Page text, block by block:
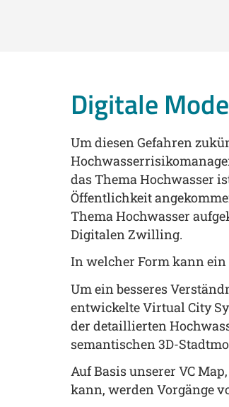
Digitale
Um diesen Gefahren
das Thema Hochwasser
Öffentlichkeit
Thema Hochwasser
Digitalen Zwilling.
In welcher Form kann
Um ein besseres
entwickelte Virtual City
der detaillierten
semantischen 3D-
Auf Basis unserer VC
kann, werden Vorgänge